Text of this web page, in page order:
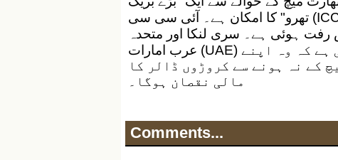
تھرو" کا امکان ہے۔ آئی سی سی (ICC) کے وفد نے لاہور میں پی سی بی حکام سے 4
ہوئی ہے۔ سری لنکا اور متحدہ
عرب امارات (UAE) کے کرکٹ بورڈز نے پاکستان سے درخواست کی ہے کہ وہ اپنے
کے نہ ہونے سے کروڑوں ڈالر کا
مالی نقصان ہوگا۔
Comments...